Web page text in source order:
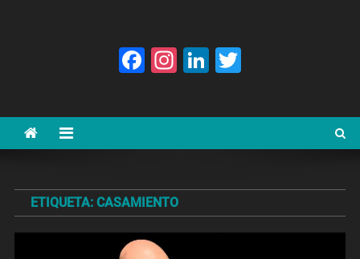
Facebook
Instagram
LinkedIn
ETIQUETA: CASAMIENTO